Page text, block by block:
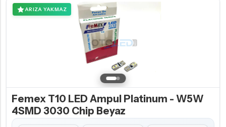
ARIZA YAKMAZ
Femex T10 LED Ampul Platinum - W5W
4SMD 3030 Chip Beyaz